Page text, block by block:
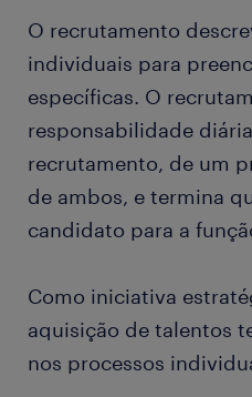
O recrutamento
individuais para
específicas. O
responsabilidade
recrutamento, de um
de ambos, e termina
candidato para a
Como iniciativa
aquisição de talentos
nos processos